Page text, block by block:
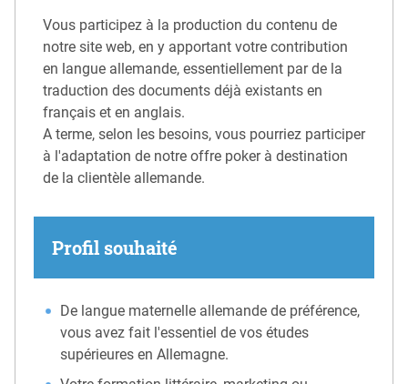
Vous participez à la production du contenu de
notre site web, en y apportant votre contribution
en langue allemande, essentiellement par de la
traduction des documents déjà existants en
français et en anglais.
A terme, selon les besoins, vous pourriez participer
à l'adaptation de notre offre poker à destination
de la clientèle allemande.
Profil souhaité
De langue maternelle allemande de préférence,
vous avez fait l'essentiel de vos études
supérieures en Allemagne.